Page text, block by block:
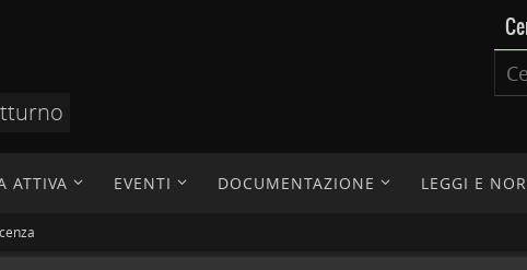
ATTIVA EVENTI DOCUMENTAZIONE LEGGI E